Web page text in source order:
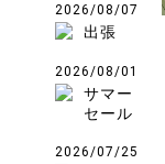
2026/08/07
出張
2026/08/01
サマー
セール
2026/07/25